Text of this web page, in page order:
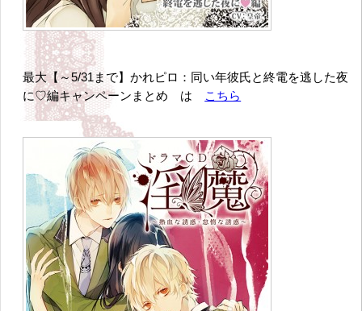
最大【～5/31まで】かれピロ：同い年彼氏と終電を逃した夜
に♡編キャンペーンまとめ は
こちら